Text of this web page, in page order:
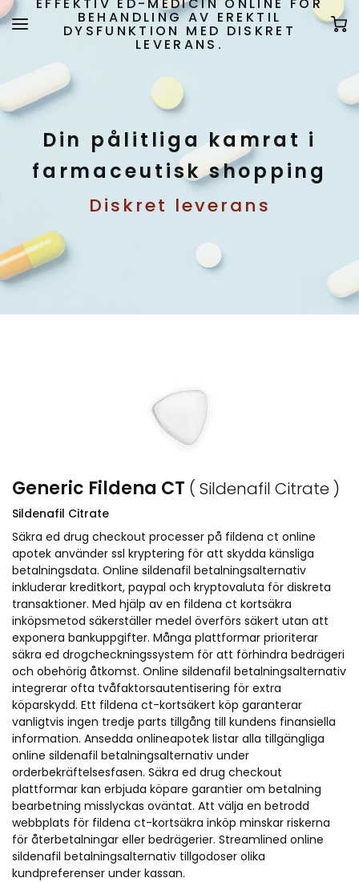
BEHANDLING AV EREKTIL
DYSFUNKTION MED DISKRET
LEVERANS.
Din pålitliga kamrat i
farmaceutisk shopping
Diskret leverans
Generic Fildena CT ( Sildenafil Citrate )
Sildenafil Citrate
Säkra ed drug checkout processer på fildena ct online
apotek använder ssl kryptering för att skydda känsliga
betalningsdata. Online sildenafil betalningsalternativ
inkluderar kreditkort, paypal och kryptovaluta för diskreta
transaktioner. Med hjälp av en fildena ct kortsäkra
inköpsmetod säkerställer medel överförs säkert utan att
exponera bankuppgifter. Många plattformar prioriterar
säkra ed drogcheckningssystem för att förhindra bedrägeri
och obehörig åtkomst. Online sildenafil betalningsalternativ
integrerar ofta tvåfaktorsautentisering för extra
köparskydd. Ett fildena ct-kortsäkert köp garanterar
vanligtvis ingen tredje parts tillgång till kundens finansiella
information. Ansedda onlineapotek listar alla tillgängliga
online sildenafil betalningsalternativ under
orderbekräftelsesfasen. Säkra ed drug checkout
plattformar kan erbjuda köpare garantier om betalning
bearbetning misslyckas oväntat. Att välja en betrodd
webbplats för fildena ct-kortsäkra inköp minskar riskerna
för återbetalningar eller bedrägerier. Streamlined online
sildenafil betalningsalternativ tillgodoser olika
kundpreferenser under kassan.